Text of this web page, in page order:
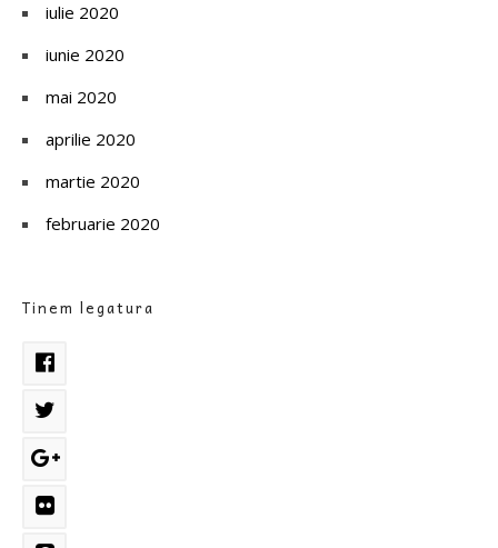
iulie 2020
iunie 2020
mai 2020
aprilie 2020
martie 2020
februarie 2020
Tinem legatura